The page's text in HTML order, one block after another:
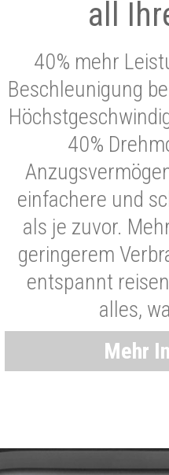
all
40% mehr
Beschleunigung
40%
einfachere und
als je zuvor.
geringerem
entspannt
alles,
Mehr